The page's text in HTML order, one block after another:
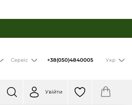
Сервіс +38(050)4840005 Укр
Увійти